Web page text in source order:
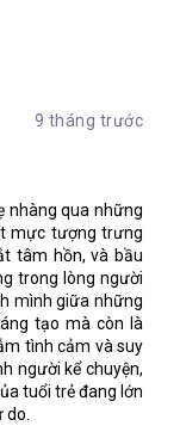
vô hồn. Lồng
cả đường hầm
cô ấy biến thành
ở bên dưới đó,
thế nào thì
là báu vật quý
băng thật kỹ
gối đến mắt cá
nhảu lên con tàu ở
9 tháng trước
nhàng qua những
mực tượng trưng
tâm hồn, và bầu
trong lòng người
mình giữa những
tạo mà còn là
tình cảm và suy
người kể chuyện,
tuổi trẻ đang lớn